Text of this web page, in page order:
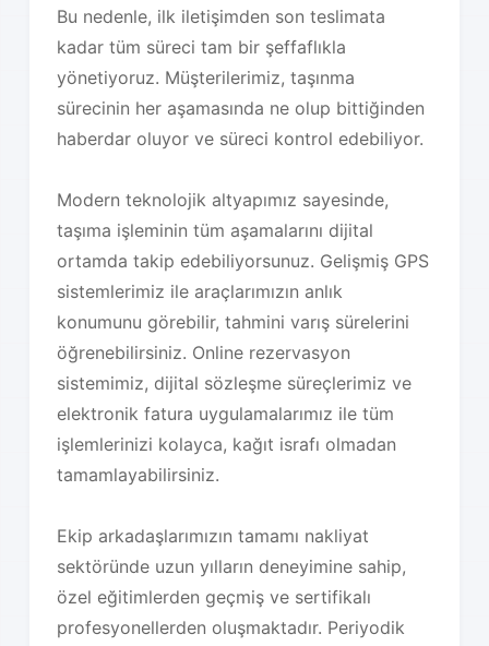
Bu nedenle, ilk iletişimden son teslimata
kadar tüm süreci tam bir şeffaflıkla
yönetiyoruz. Müşterilerimiz, taşınma
sürecinin her aşamasında ne olup bittiğinden
haberdar oluyor ve süreci kontrol edebiliyor.
Modern teknolojik altyapımız sayesinde,
taşıma işleminin tüm aşamalarını dijital
ortamda takip edebiliyorsunuz. Gelişmiş GPS
sistemlerimiz ile araçlarımızın anlık
konumunu görebilir, tahmini varış sürelerini
öğrenebilirsiniz. Online rezervasyon
sistemimiz, dijital sözleşme süreçlerimiz ve
elektronik fatura uygulamalarımız ile tüm
işlemlerinizi kolayca, kağıt israfı olmadan
tamamlayabilirsiniz.
Ekip arkadaşlarımızın tamamı nakliyat
sektöründe uzun yılların deneyimine sahip,
özel eğitimlerden geçmiş ve sertifikalı
profesyonellerden oluşmaktadır. Periyodik